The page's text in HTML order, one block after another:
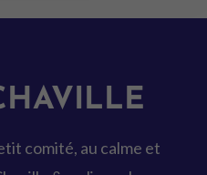
comité, au calme et